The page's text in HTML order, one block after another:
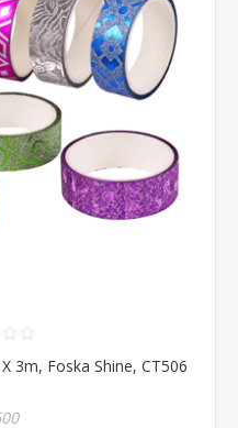
3m, Foska Shine, CT506